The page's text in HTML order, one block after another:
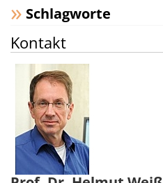
Schlagworte
Kontakt